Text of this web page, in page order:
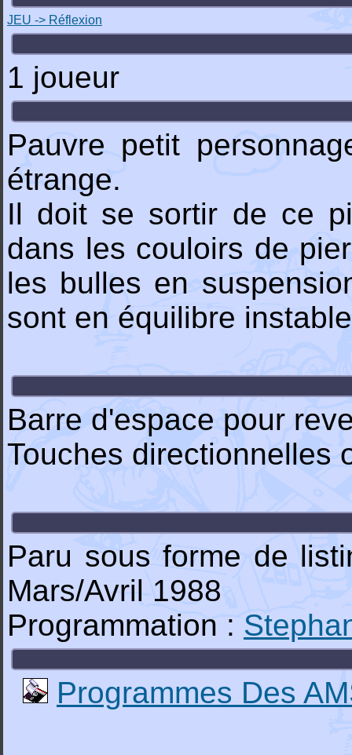
JEU -> Réflexion
1 joueur
Pauvre petit
étrange.
Il doit se sortir de ce
dans les couloirs de
les bulles en
sont en équilibre
Barre d'espace pour
Touches directionnelles
Paru sous forme de
Mars/Avril 1988
Programmation :
Programmes Des